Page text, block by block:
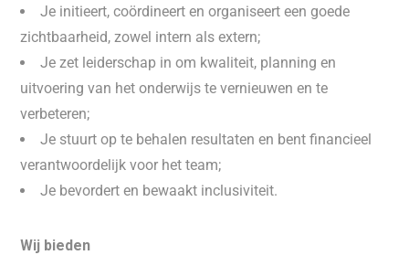
Je initieert, coördineert en organiseert een goede
zichtbaarheid, zowel intern als extern;
Je zet leiderschap in om kwaliteit, planning en
uitvoering van het onderwijs te vernieuwen en te
verbeteren;
Je stuurt op te behalen resultaten en bent financieel
verantwoordelijk voor het team;
Je bevordert en bewaakt inclusiviteit.
Wij bieden